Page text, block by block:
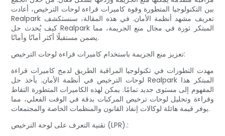
بين التكنولوجيا المتطورة وقوة كاميرات قراءة لوحات الترخيص، أعادت
Realpark تعريف مشهد أنظمة الأمان. في هذه المقالة، سنستكشف
كيف يُحدث حل Realpark المبتكر ثورة في مجال منع الجريمة، مما
يضمن مستقبلًا أكثر أمانًا وأمانًا.
تعزيز منع الجريمة باستخدام كاميرات قراءة لوحات الترخيص:
مهدت التطورات في تكنولوجيا المراقبة الطريق لدمج كاميرات قراءة
لوحات الترخيص في أنظمة الأمان. يأخذ حل Realpark المبتكر هذا
المفهوم إلى مستوى جديد تمامًا. يمكن لهذه الكاميرات المتطورة التقاط
وقراءة وتحليل لوحات ترخيص المركبات بدقة في الوقت الفعلي، مما
يوفر قيمة هائلة لوكالات إنفاذ القانون والمنظمات الخاصة والمجتمعات.
تقنية التعرف على لوحة الترخيص (LPR).: